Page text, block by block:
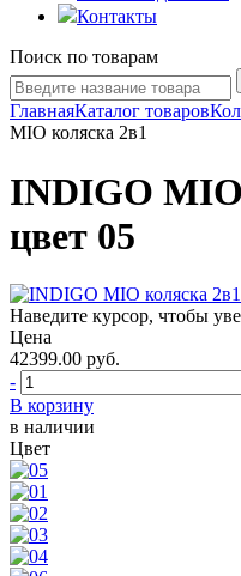
Контакты
Поиск по товарам
ГлавнаяКаталог товаров
MIO коляска 2в1
INDIGO MIO
цвет 05
Наведите курсор, чтобы
Цена
42399.00 руб.
-
В корзину
в наличии
Цвет